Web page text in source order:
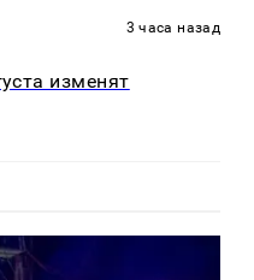
3 часа назад
изменят